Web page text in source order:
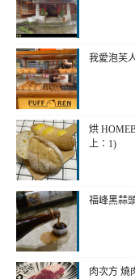
我愛泡芙
烘
上：1)
福峰黑蒜
肉次方 燒